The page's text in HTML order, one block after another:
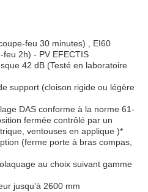
feu 30 minutes) , EI60
2h) - PV EFECTIS
42 dB (Testé en laboratoire
support (cloison rigide ou légère
DAS conforme à la norme 61-
fermée contrôlé par un
ventouses en applique )*
(ferme porte à bras compas,
au choix suivant gamme
jusqu’à 2600 mm